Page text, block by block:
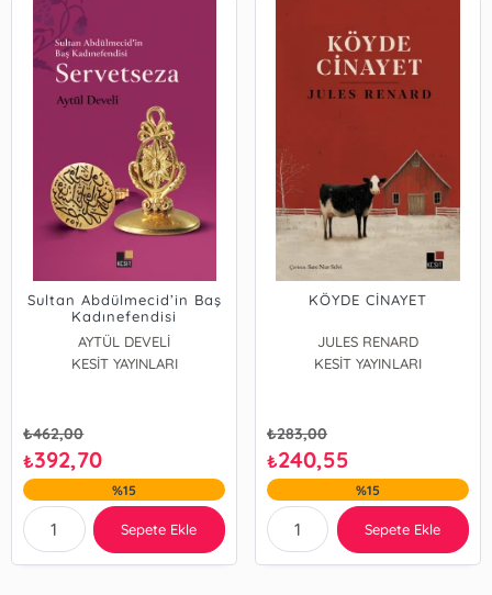
Sultan Abdülmecid’in Baş
Kadınefendisi
SERVETSEZA
AYTÜL DEVELİ
KESİT YAYINLARI
₺462,00
₺392,70
%15
Sepete Ekle
KÖYDE CİNAYET
JULES RENARD
KESİT YAYINLARI
₺283,00
₺240,55
%15
Sepete Ekle